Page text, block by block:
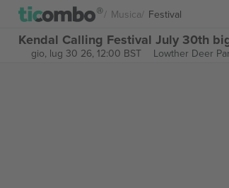
Musica Festival
Kendal Calling Festival July 30th
gio, lug 30 26, 12:00 BST Lowther Deer